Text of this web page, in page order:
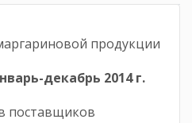
продукции
декабрь 2014 г.
поставщиков